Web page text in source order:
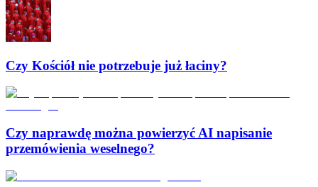
Czy Kościół nie potrzebuje już łaciny?
Czy naprawdę można powierzyć AI napisanie
przemówienia weselnego?